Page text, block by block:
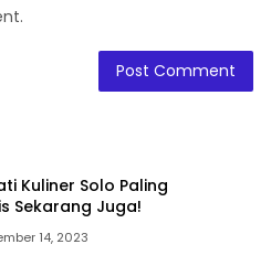
Kuliner Solo Paling
Sekarang Juga!
14, 2023